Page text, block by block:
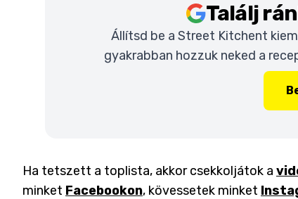
Találj
Állítsd be a Street Kitchent
gyakrabban hozzuk neked a
Ha tetszett a toplista, akkor csekkoljátok a
minket Facebookon, kövessetek minket